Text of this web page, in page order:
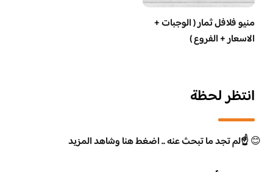
منيو فلافل ثمار ( الوجبات +
الاسعار + الفروع )
انتظر لحظة
😊☝️لم تجد ما تبحث عنه .. اضغط هنا وشاهد المزيد